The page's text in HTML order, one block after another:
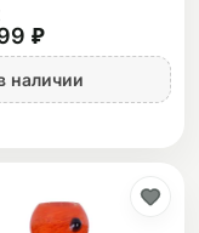
₽
наличии